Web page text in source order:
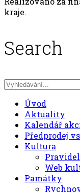
kraje.
Search
Úvod
Aktuality
Kalendář
Předprodej
Kultura
Web
Památky